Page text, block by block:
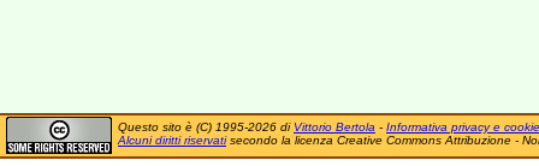
Questo sito è (C) 1995-2026 di Vittorio Bertola - Informativa privacy e cookie
Alcuni diritti riservatisecondo la licenza Creative Commons Attribuzione -